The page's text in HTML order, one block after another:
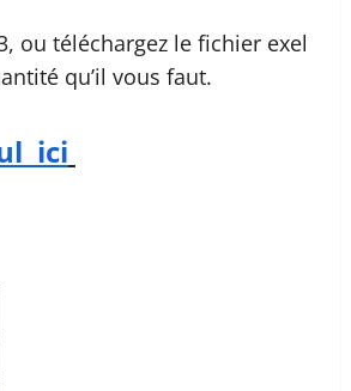
ou téléchargez le fichier exel
qu’il vous faut.
ici